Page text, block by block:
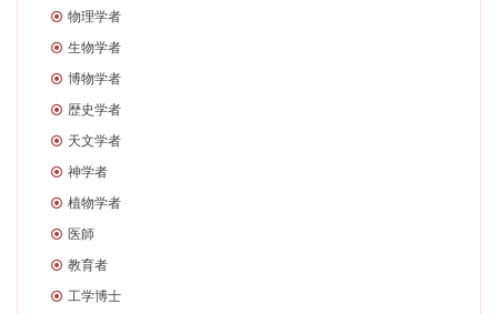
物理学者
生物学者
博物学者
歴史学者
天文学者
神学者
植物学者
医師
教育者
工学博士